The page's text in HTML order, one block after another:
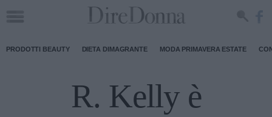
PRODOTTI BEAUTY DIETA DIMAGRANTE MODA PRIMAVERA ESTATE
R. Kelly è